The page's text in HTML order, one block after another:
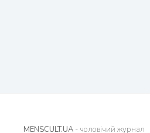
MENSCULT.UA - чоловічий журнал